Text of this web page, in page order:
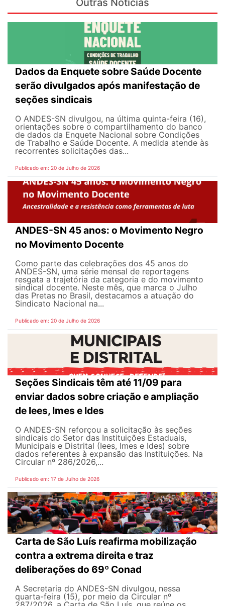
Outras Notícias
Dados da Enquete sobre Saúde Docente
serão divulgados após manifestação de
seções sindicais
O ANDES-SN divulgou, na última quinta-feira (16),
orientações sobre o compartilhamento do banco
de dados da Enquete Nacional sobre Condições
de Trabalho e Saúde Docente. A medida atende às
recorrentes solicitações das...
Publicado em: 20 de Julho de 2026
ANDES-SN 45 anos: o Movimento Negro
no Movimento Docente
Como parte das celebrações dos 45 anos do
ANDES-SN, uma série mensal de reportagens
resgata a trajetória da categoria e do movimento
sindical docente. Neste mês, que marca o Julho
das Pretas no Brasil, destacamos a atuação do
Sindicato Nacional na...
Publicado em: 20 de Julho de 2026
Seções Sindicais têm até 11/09 para
enviar dados sobre criação e ampliação
de Iees, Imes e Ides
O ANDES-SN reforçou a solicitação às seções
sindicais do Setor das Instituições Estaduais,
Municipais e Distrital (Iees, Imes e Ides) sobre
dados referentes à expansão das Instituições. Na
Circular nº 286/2026,...
Publicado em: 17 de Julho de 2026
Carta de São Luís reafirma mobilização
contra a extrema direita e traz
deliberações do 69º Conad
A Secretaria do ANDES-SN divulgou, nessa
quarta-feira (15), por meio da Circular nº